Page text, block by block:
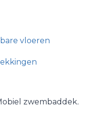
vloeren
zwembaddek.
Italiano
Português